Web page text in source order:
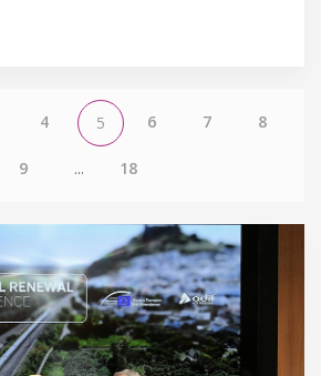
4 5 6 7 8
9 ... 18